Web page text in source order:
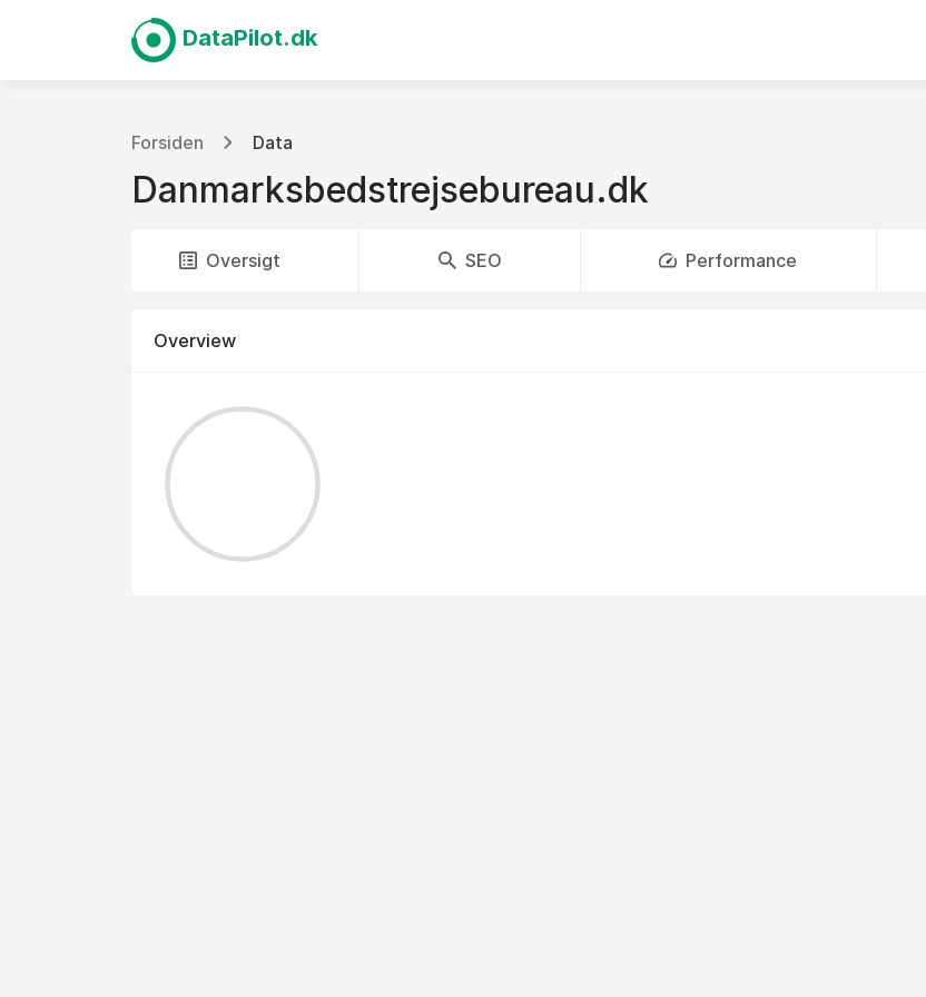
DataPilot.dk
Forsiden Data
Danmarksbedstrejsebureau.dk
Oversigt SEO Performance
Overview